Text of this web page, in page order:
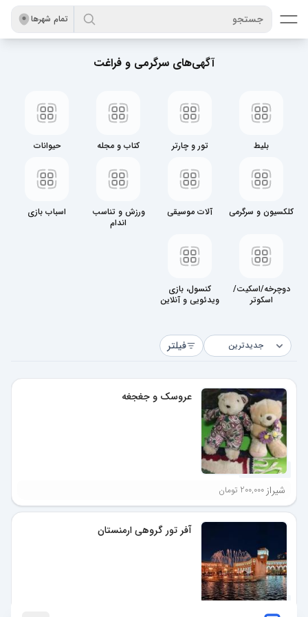
تمام شهر‌ها جستجو
آگهی‌های سرگرمی و فراغت
بلیط تور و چارتر کتاب و مجله حیوانات
کلکسیون و سرگرمی آلات موسیقی
ورزش و تناسب
اندام
اسباب‌ بازی
دوچرخه/اسکیت/
اسکوتر
کنسول، بازی
ویدئویی و آنلاین
فیلتر
11 ماه پیش
عروسک و جغجغه
شیراز 200,000 تومان
11 ماه پیش
آفر تور گروهی ارمنستان